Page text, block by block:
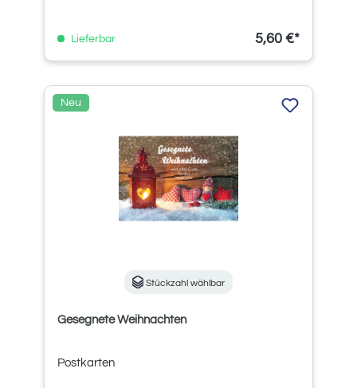
Lieferbar 5,60 €*
Neu
Stückzahl wählbar
Gesegnete Weihnachten
Postkarten